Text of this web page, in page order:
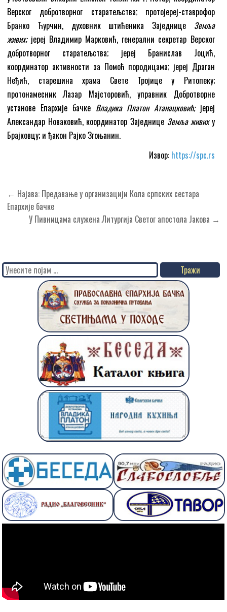
Верског добротворног старатељства; протојереј-ставрофор
Бранко Ћурчин, духовник штићеника Заједнице Земља
живих; јереј Владимир Марковић, генерални секретар Верског
добротворног старатељства; јереј Бранислав Јоцић,
координатор активности за Помоћ породицама; јереј Драган
Неђић, старешина храма Свете Тројице у Ритопеку;
протонамесник Лазар Мајсторовић, управник Добротворне
установе Епархије бачке Владика Платон Атанацковић;јереј
Александар Новаковић, координатор Заједнице Земља живиху
Брајковцу; и ђакон Рајко Згоњанин.
Извор: https://spc.rs
Кретање
чланка
← Најава: Предавање у организацији Кола српских сестара
Епархије бачке
У Пивницама служена Литургија Светог апостола Јакова →
Search
for: